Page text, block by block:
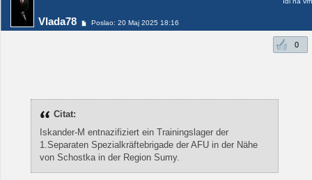
Vlada78 Poslao: 20 Maj 2025 18:16
0
Citat:
Iskander-M entnazifiziert ein Trainingslager der
1.Separaten Spezialkräftebrigade der AFU in der Nähe
von Schostka in der Region Sumy.